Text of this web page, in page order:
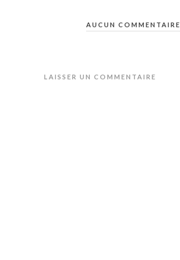
AUCUN COMMENTAIRE
LAISSER UN COMMENTAIRE